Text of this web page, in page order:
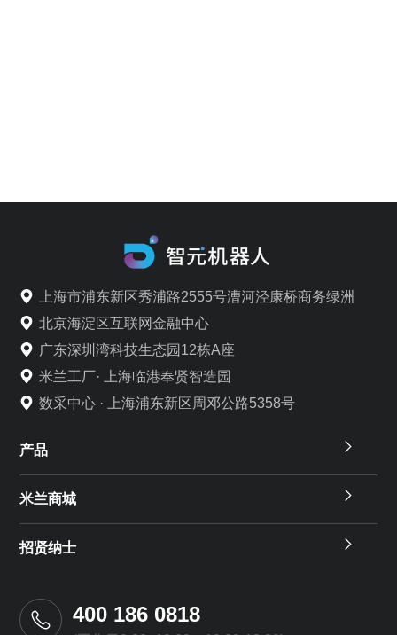
上海市浦东新区秀浦路2555号漕河泾康桥商务绿洲
北京海淀区互联网金融中心
广东深圳湾科技生态园12栋A座
米兰工厂· 上海临港奉贤智造园
数采中心 · 上海浦东新区周邓公路5358号
产品
米兰商城
招贤纳士
400 186 0818